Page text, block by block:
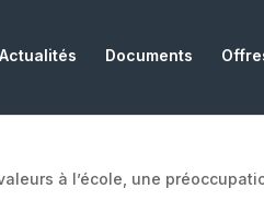
Actualités Documents
à l’école, une